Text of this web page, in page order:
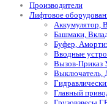
Производители
Лифтовое
Аккумулятор,
Башмаки,
Буфер,
Вводные
Вызов-Приказ
Выключатель,
Главный